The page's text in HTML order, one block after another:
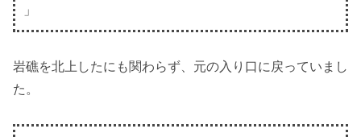
」
岩礁を北上したにも関わらず、元の入り口に戻っていまし
た。